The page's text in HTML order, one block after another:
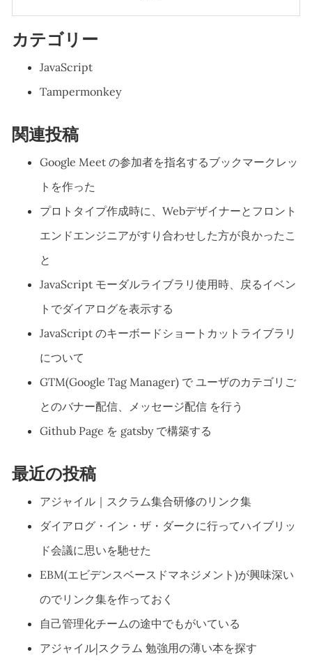
カテゴリー
JavaScript
Tampermonkey
関連投稿
Google Meet の参加者を指名するブックマークレッ
トを作った
プロトタイプ作成時に、Webデザイナーとフロント
エンドエンジニアがすり合わせした方が良かったこ
と
JavaScript モーダルライブラリ使用時、戻るイベン
トでダイアログを表示する
JavaScript のキーボードショートカットライブラリ
について
GTM(Google Tag Manager) で ユーザのカテゴリご
とのバナー配信、メッセージ配信 を行う
Github Page を gatsby で構築する
最近の投稿
アジャイル｜スクラム集合研修のリンク集
ダイアログ・イン・ザ・ダークに行ってハイブリッ
ド会議に思いを馳せた
EBM(エビデンスベースドマネジメント)が興味深い
のでリンク集を作っておく
自己管理化チームの途中でもがいている
アジャイル|スクラム 勉強用の薄い本を探す